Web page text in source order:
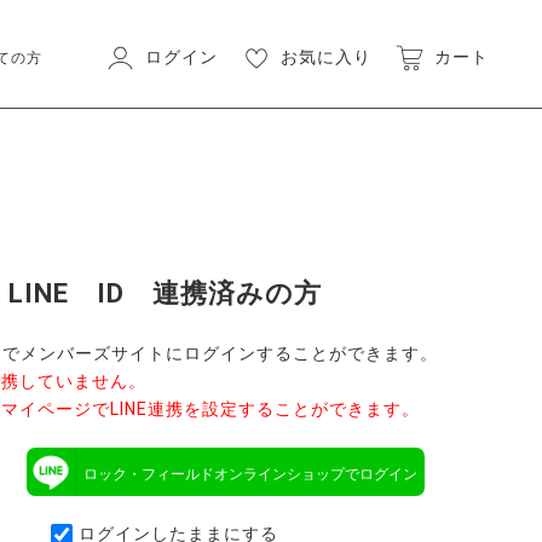
の方 ログイン お気に入り カート
LINE ID 連携済みの方
でメンバーズサイトにログインすることができます。
していません。
イページでLINE連携を設定することができます。
ロック・フィールドオンラインショップでログイン
ログインしたままにする